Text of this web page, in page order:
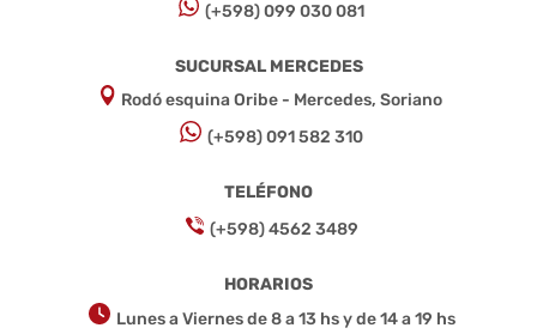
(+598) 099 030 081
SUCURSAL MERCEDES
Rodó esquina Oribe - Mercedes, Soriano
(+598) 091 582 310
TELÉFONO
(+598) 4562 3489
HORARIOS
Lunes a Viernes de 8 a 13 hs y de 14 a 19 hs